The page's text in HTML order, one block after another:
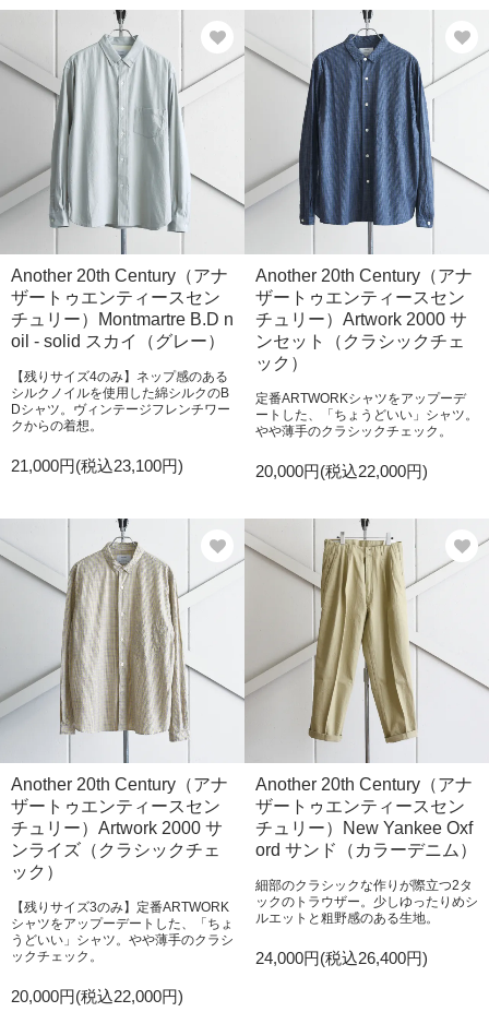
Another 20th Century（アナ
ザートゥエンティースセン
チュリー）Montmartre B.D n
oil - solid スカイ（グレー）
【残りサイズ4のみ】ネップ感のある
シルクノイルを使用した綿シルクのB
Dシャツ。ヴィンテージフレンチワー
クからの着想。
21,000円(税込23,100円)
Another 20th Century（アナ
ザートゥエンティースセン
チュリー）Artwork 2000 サ
ンセット（クラシックチェ
ック）
定番ARTWORKシャツをアップーデ
ートした、「ちょうどいい」シャツ。
やや薄手のクラシックチェック。
20,000円(税込22,000円)
Another 20th Century（アナ
ザートゥエンティースセン
チュリー）Artwork 2000 サ
ンライズ（クラシックチェ
ック）
【残りサイズ3のみ】定番ARTWORK
シャツをアップーデートした、「ちょ
うどいい」シャツ。やや薄手のクラシ
ックチェック。
20,000円(税込22,000円)
Another 20th Century（アナ
ザートゥエンティースセン
チュリー）New Yankee Oxf
ord サンド（カラーデニム）
細部のクラシックな作りが際立つ2タ
ックのトラウザー。少しゆったりめシ
ルエットと粗野感のある生地。
24,000円(税込26,400円)